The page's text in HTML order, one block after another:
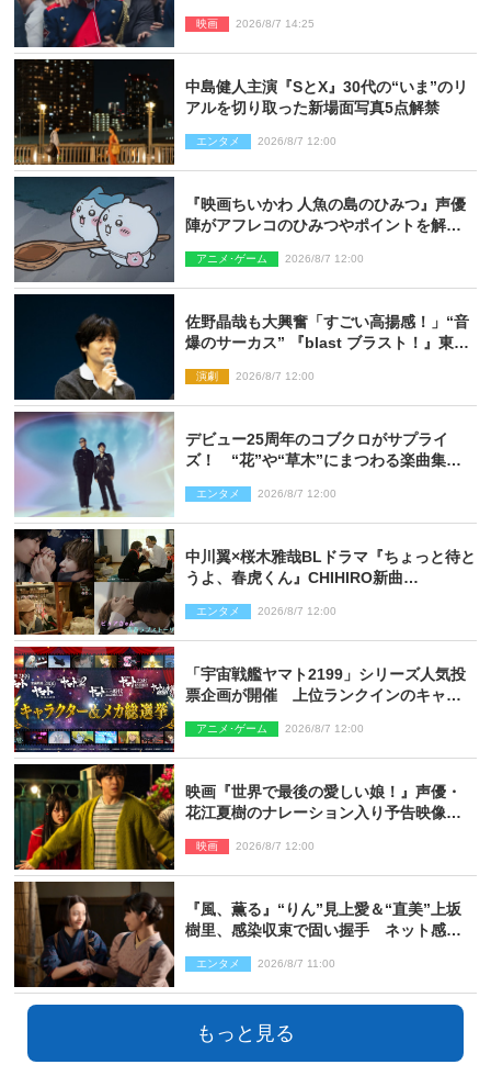
映画 2026/8/7 14:25
中島健人主演『SとX』30代の“いま”のリ
アルを切り取った新場面写真5点解禁
エンタメ 2026/8/7 12:00
『映画ちいかわ 人魚の島のひみつ』声優
陣がアフレコのひみつやポイントを解
アニメ･ゲーム 2026/8/7 12:00
佐野晶哉も大興奮「すごい高揚感！」“音
爆のサーカス” 『blast ブラスト！』東京
演劇 2026/8/7 12:00
デビュー25周年のコブクロがサプライ
ズ！ “花”や“草木”にまつわる楽曲集め
信リリース
エンタメ 2026/8/7 12:00
中川翼×桜木雅哉BLドラマ『ちょっと待と
うよ、春虎くん』CHIHIRO新曲
エンタメ 2026/8/7 12:00
「宇宙戦艦ヤマト2199」シリーズ人気投
票企画が開催 上位ランクインのキャラ
を制作
アニメ･ゲーム 2026/8/7 12:00
映画『世界で最後の愛しい娘！』声優・
花江夏樹のナレーション入り予告映像解
い！」
映画 2026/8/7 12:00
『風、薫る』“りん”見上愛＆“直美”上坂
樹里、感染収束で固い握手 ネット感動
エンタメ 2026/8/7 11:00
もっと見る